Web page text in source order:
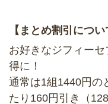
【まとめ割引につい
お好きなジフィー
得に！
通常は1組1440円の
たり160円引き（